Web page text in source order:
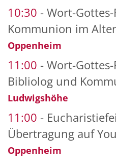
10:30
Wort-
Kommunion im
Oppenheim
11:00
Wort-
Bibliolog und
Ludwigshöhe
11:00
Übertragung auf
Oppenheim